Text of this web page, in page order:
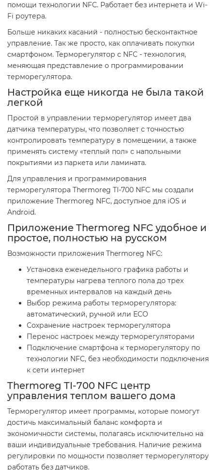
помощи технологии NFC. Работает без интернета и Wi-
Fi роутера.
Больше никаких касаний - полностью бесконтактное
управление. Так же просто, как оплачивать покупки
смартфоном. Терморегулятор с NFC - технология,
меняющая представление о программировании
терморегулятора.
Настройка еще никогда не была такой
легкой
Простой в управлении терморегулятор имеет два
датчика температуры, что позволяет с точностью
контролировать температуру в помещении, а также
применять систему «теплый пол» с напольными
покрытиями из паркета или ламината.
Для управления и программирования
терморегулятора Thermoreg TI-700 NFC мы создали
приложение Thermoreg NFC, доступное для iOS и
Android.
Приложение Thermoreg NFC удобное и
простое, полностью на русском
Возможности приложения Thermoreg NFC:
Установка еженедельного графика работы и
температуры нагрева теплого пола до трех
временных интервалов на каждый день
Выбор режима работы терморегулятора:
автоматический, ручной или ECO
Сохранение настроек терморегулятора
Перенос настроек между терморегуляторами
Подключение смартфона к терморегулятору по
технологии NFC, без необходимости подключения
к сети интернет
Thermoreg TI-700 NFC центр
управления теплом вашего дома
Терморегулятор имеет программы, которые помогут
достичь максимальный баланс комфорта и
экономичности системы, полагаясь исключительно на
ваши индивидуальные требования. Наличие режима
регулировки по мощности позволяет терморегулятору
работать без датчиков.